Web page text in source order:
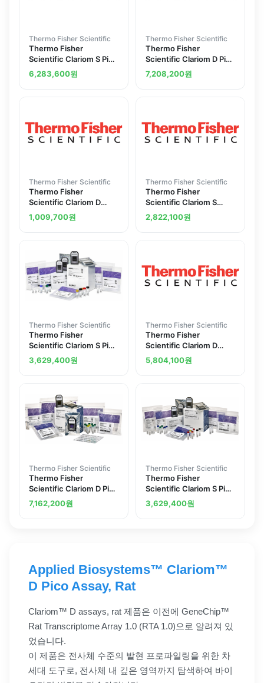
Thermo Fisher Scientific
Thermo Fisher
Scientific Clariom S Pico
Assay HT rat 30
reactions
6,283,600원
Thermo Fisher Scientific
Thermo Fisher
Scientific Clariom D Pico
Assay mouse 12
reactions
7,208,200원
Thermo Fisher Scientific
Thermo Fisher
Scientific Clariom D
Array rat 2 arrays
1,009,700원
Thermo Fisher Scientific
Thermo Fisher
Scientific Clariom S
Assay rat 10 reactions
2,822,100원
Thermo Fisher Scientific
Thermo Fisher
Scientific Clariom S Pico
Assay mouse 12
reactions
3,629,400원
Thermo Fisher Scientific
Thermo Fisher
Scientific Clariom D
Assay mouse 10
reactions
5,804,100원
Thermo Fisher Scientific
Thermo Fisher
Scientific Clariom D Pico
Assay human 12
reactions
7,162,200원
Thermo Fisher Scientific
Thermo Fisher
Scientific Clariom S Pico
Assay human 12
reactions
3,629,400원
Applied Biosystems™ Clariom™
D Pico Assay, Rat
Clariom™ D assays, rat 제품은 이전에 GeneChip™
Rat Transcriptome Array 1.0 (RTA 1.0)으로 알려져 있
었습니다.
이 제품은 전사체 수준의 발현 프로파일링을 위한 차
세대 도구로, 전사체 내 깊은 영역까지 탐색하여 바이